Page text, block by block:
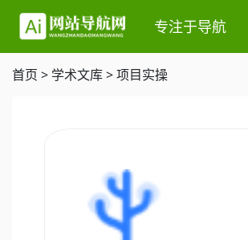
专注于导航
首页 > 学术文库>项目实操